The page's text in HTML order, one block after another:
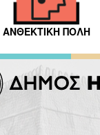
ΑΝΘΕΚΤΙΚΗ ΠΟΛΗ